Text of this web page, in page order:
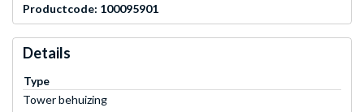
Productcode: 100095901
Details
Type
Tower behuizing